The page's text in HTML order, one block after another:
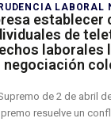
LABORAL
establecer
de
laborales
de 2 de abril